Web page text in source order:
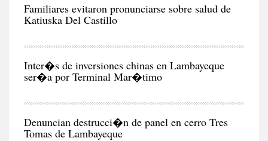
Familiares evitaron pronunciarse sobre salud de
Katiuska Del Castillo
Inter�s de inversiones chinas en Lambayeque
ser�a por Terminal Mar�timo
Denuncian destrucci�n de panel en cerro Tres
Tomas de Lambayeque